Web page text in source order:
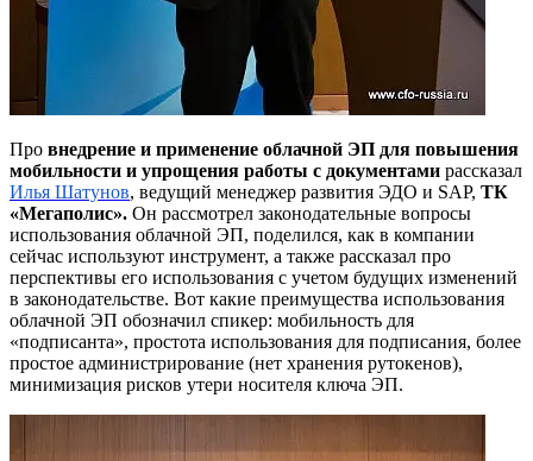
Про внедрение и применение облачной ЭП для повышения
мобильности и упрощения работы с документами рассказал
Илья Шатунов, ведущий менеджер развития ЭДО и SAP, ТК
«Мегаполис». Он рассмотрел законодательные вопросы
использования облачной ЭП, поделился, как в компании
сейчас используют инструмент, а также рассказал про
перспективы его использования с учетом будущих изменений
в законодательстве. Вот какие преимущества использования
облачной ЭП обозначил спикер: мобильность для
«подписанта», простота использования для подписания, более
простое администрирование (нет хранения рутокенов),
минимизация рисков утери носителя ключа ЭП.